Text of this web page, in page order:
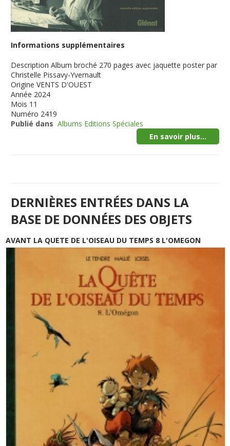
Informations supplémentaires
Description Album broché 270 pages avec jaquette poster par
Christelle Pissavy-Yvernault
Origine VENTS D'OUEST
Année 2024
Mois 11
Numéro 2419
Publié dans Albums Editions Spéciales
En savoir plus...
DERNIÈRES ENTRÉES DANS LA
BASE DE DONNÉES DES OBJETS
AVANT LA QUETE DE L'OISEAU DU TEMPS 8 L'OMEGON